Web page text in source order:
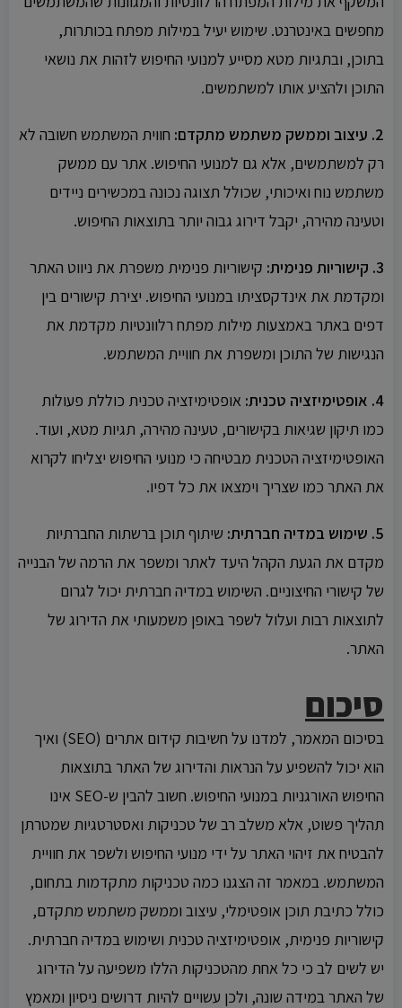
מחפשים באינטרנט. שימוש יעיל במילות מפתח בכותרות,
בתוכן, ובתגיות מטא מסייע למנועי החיפוש לזהות את נושאי
התוכן ולהציע אותו למשתמשים.
2. עיצוב וממשק משתמש מתקדם:
חווית המשתמש חשובה לא
רק למשתמשים, אלא גם למנועי החיפוש. אתר עם ממשק
משתמש נוח ואיכותי, שכולל תצוגה נכונה במכשירים ניידים
וטעינה מהירה, יקבל דירוג גבוה יותר בתוצאות החיפוש.
3. קישוריות פנימית:
קישוריות פנימית משפרת את ניווט האתר
ומקדמת את אינדקסציתו במנועי החיפוש. יצירת קישורים בין
דפים באתר באמצעות מילות מפתח רלוונטיות מקדמת את
הנגישות של התוכן ומשפרת את חוויית המשתמש.
4. אופטימיזציה טכנית:
אופטימיזציה טכנית כוללת פעולות
כמו תיקון שגיאות בקישורים, טעינה מהירה, תגיות מטא, ועוד.
האופטימיזציה הטכנית מבטיחה כי מנועי החיפוש יצליחו לקרוא
את האתר כמו שצריך וימצאו את כל דפיו.
5. שימוש במדיה חברתית:
שיתוף תוכן ברשתות החברתיות
מקדם את הגעת הקהל היעד לאתר ומשפר את הרמה של הבנייה
של קישורי החיצוניים. השימוש במדיה חברתית יכול לגרום
לתוצאות רבות ועלול לשפר באופן משמעותי את הדירוג של
האתר.
סיכום
בסיכום המאמר, למדנו על חשיבות קידום אתרים (SEO) ואיך
הוא יכול להשפיע על הנראות והדירוג של האתר בתוצאות
החיפוש האורגניות במנועי החיפוש. חשוב להבין ש-SEO אינו
תהליך פשוט, אלא משלב רב של טכניקות ואסטרטגיות שמטרתן
להבטיח את זיהוי האתר על ידי מנועי החיפוש ולשפר את חוויית
המשתמש. במאמר זה הצגנו כמה טכניקות מתקדמות בתחום,
כולל כתיבת תוכן אופטימלי, עיצוב וממשק משתמש מתקדם,
קישוריות פנימית, אופטימיזציה טכנית ושימוש במדיה חברתית.
יש לשים לב כי כל אחת מהטכניקות הללו משפיעה על הדירוג
של האתר במידה שונה, ולכן עשויים להיות דרושים ניסיון ומאמץ